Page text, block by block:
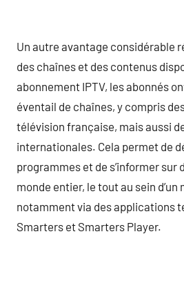
Un autre avantage considérable
des chaînes et des contenus
abonnement IPTV, les abonnés
éventail de chaînes, y compris
télévision française, mais aussi
internationales. Cela permet de
programmes et de s’informer sur
monde entier, le tout au sein
notamment via des applications
Smarters et Smarters Player.